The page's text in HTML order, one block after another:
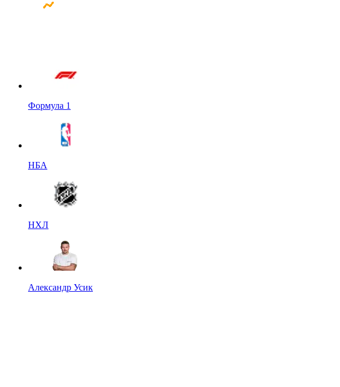
Формула 1
НБА
НХЛ
Александр Усик